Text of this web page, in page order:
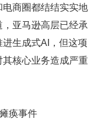
商圈都结结实实地
，亚马逊高层已经承
生成式AI，但这项
核心业务造成严重
痪事件